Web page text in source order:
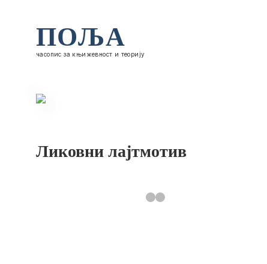
ПОЉА
часопис за књижевност и теорију
Ликовни лајтмотив